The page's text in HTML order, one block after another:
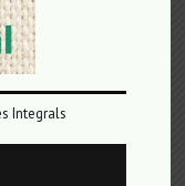
Integrals